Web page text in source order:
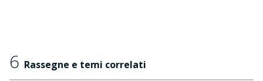
6 Rassegne e temi correlati